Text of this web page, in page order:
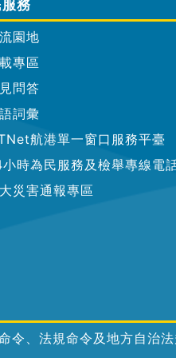
務
園地
專區
問答
詞彙
航港單一窗口服務平臺
時為民服務及檢舉專線電
災害通報專區
令、法規命令及地方自治